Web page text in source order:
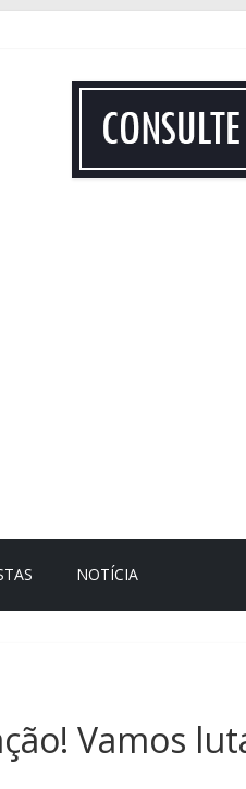
NOTÍCIA
Vamos